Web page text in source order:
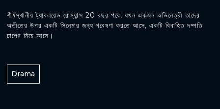
শীর্ষস্থানীয় ট্যাবলয়েড রোম্যান্স 20 বছর পরে, যখন একজন অভিনেত্রী তাদের
অতীতের উপর একটি সিনেমার জন্য গবেষণা করতে আসে, একটি বিবাহিত দম্পতি
চাপের নিচে আসে।
Drama